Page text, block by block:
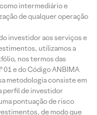
intermediário e
de qualquer operação
investidor aos serviços e
utilizamos a
nos termos das
01 e do Código ANBIMA
metodologia consiste em
perfil de investidor
pontuação de risco
de modo que